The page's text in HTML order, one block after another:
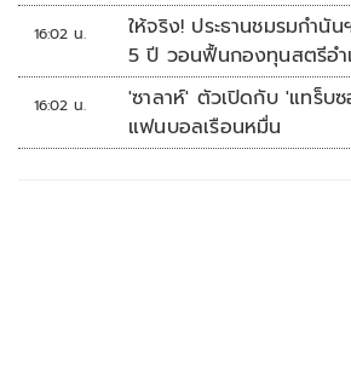
16:02 น.
ให้จริง! ประธานชมรมกำนัน
5 ปี วอนฟื้นกองทุนสตรีอำ
16:02 น.
'ซาลาห์' ตัวเปิดกับ 'แทร็บ
แฟนบอลเรือนหมื่น